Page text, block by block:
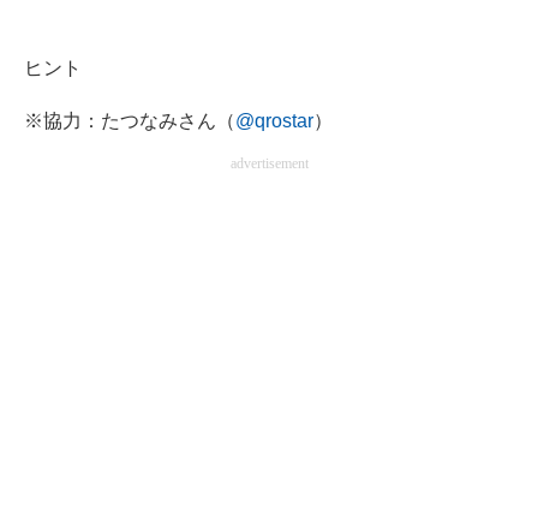
ヒント
※協力：たつなみさん（@qrostar）
advertisement